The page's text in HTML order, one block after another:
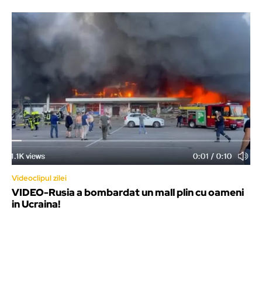
Videoclipul zilei
VIDEO-Rusia a bombardat un mall plin cu oameni
in Ucraina!